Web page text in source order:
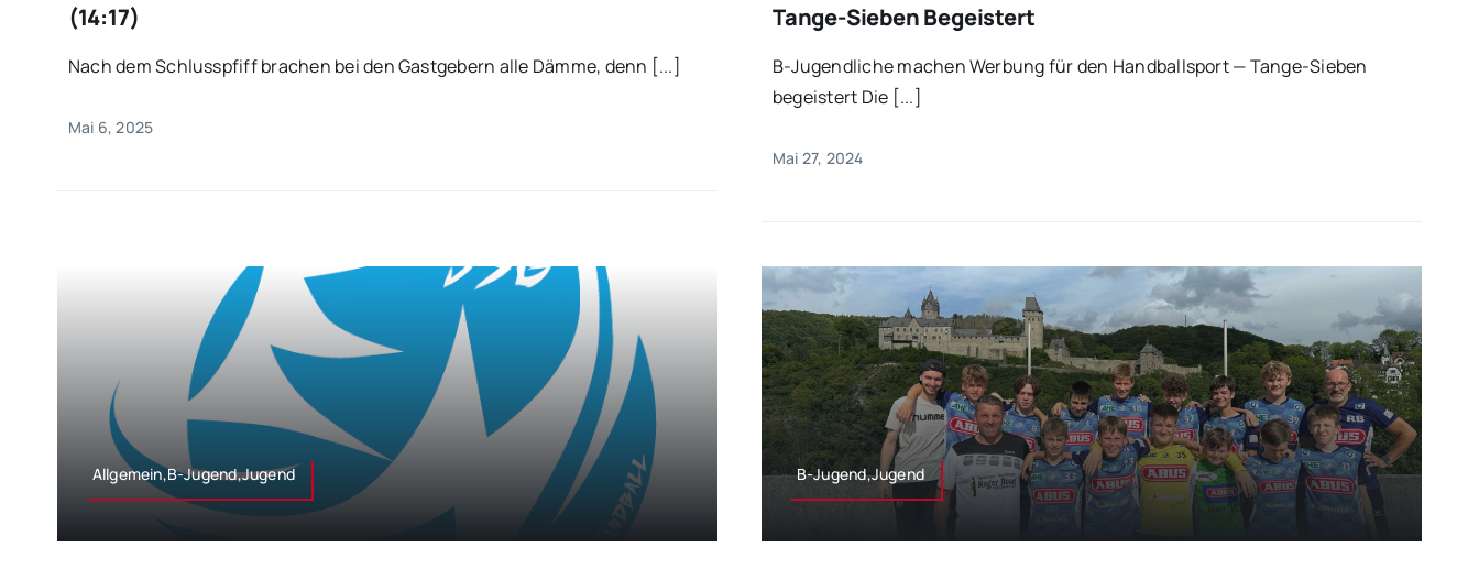
(14:17)
Nach dem Schlusspfiff brachen bei den Gastgebern alle Dämme, denn [...]
Mai 6, 2025
Tange-Sieben Begeistert
B-Jugendliche machen Werbung für den Handballsport — Tange-Sieben
begeistert Die [...]
Mai 27, 2024
Allgemein,B-Jugend,Jugend B-Jugend,Jugend